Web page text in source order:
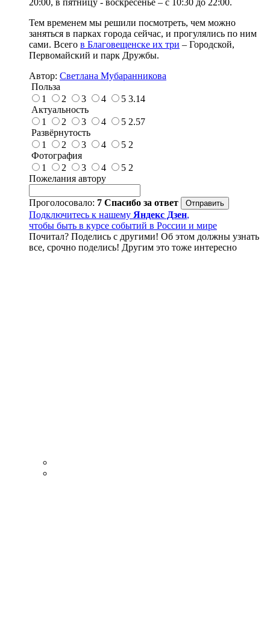
Тем временем мы решили посмотреть, чем можно
заняться в парках города сейчас, и прогулялись по ним
сами. Всего в Благовещенске их три – Городской,
Первомайский и парк Дружбы.
Автор: Светлана Мубаранникова
Польза
1
2 3 4 5 3.14
Актуальность
1
2 3 4 5 2.57
Развёрнутость
1
2 3 4 5 2
Фотография
1
2 3 4 5 2
Пожелания автору
Проголосовало: 7 Спасибо за ответ
Подключитесь к нашему Яндекс Дзен,
чтобы быть в курсе событий в России и мире
Почитал? Поделись с другими! Об этом должны узнать
все, срочно поделись! Другим это тоже интересно